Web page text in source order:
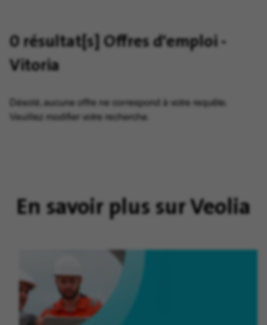
0 résultat[s]Offres d'emploi -
Vitoria
Désolé, aucune offre ne correspond à votre requête.
Veuillez modifier votre recherche.
En savoir plus sur Veolia